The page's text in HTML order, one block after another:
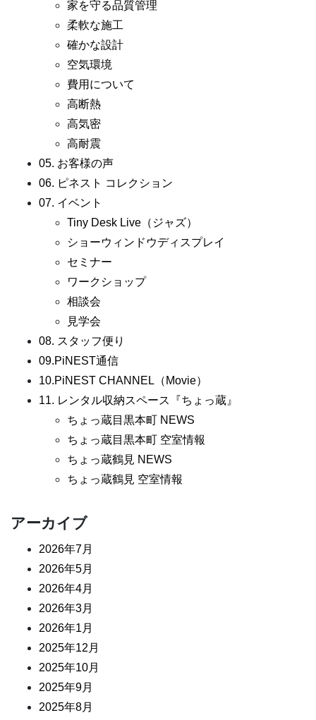
家を守る品質管理
柔軟な施工
確かな設計
空気環境
費用について
高断熱
高気密
高耐震
05. お客様の声
06. ピネスト コレクション
07. イベント
Tiny Desk Live（ジャズ）
ショーウィンドウディスプレイ
セミナー
ワークショップ
相談会
見学会
08. スタッフ便り
09.PiNEST通信
10.PiNEST CHANNEL（Movie）
11. レンタル収納スペース『ちょっ蔵』
ちょっ蔵目黒本町 NEWS
ちょっ蔵目黒本町 空室情報
ちょっ蔵鶴見 NEWS
ちょっ蔵鶴見 空室情報
アーカイブ
2026年7月
2026年5月
2026年4月
2026年3月
2026年1月
2025年12月
2025年10月
2025年9月
2025年8月